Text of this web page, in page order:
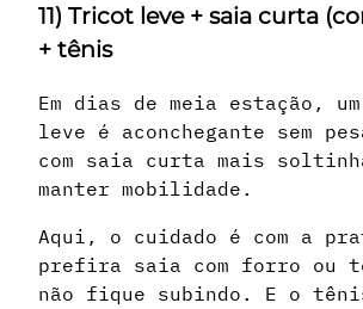
11) Tricot leve + saia curta
+ tênis
Em dias de meia estação,
leve é aconchegante sem
com saia curta mais
manter mobilidade.
Aqui, o cuidado é com a
prefira saia com forro ou
não fique subindo. E o